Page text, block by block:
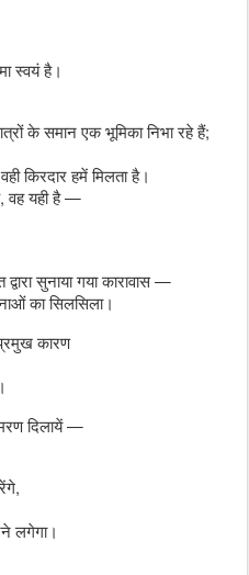
स्वयं है।
के समान एक भूमिका निभा रहे हैं;
किरदार हमें मिलता है।
वह यही है —
सुनाया गया कारावास —
का सिलसिला।
कारण
दिलायें —
लगेगा।